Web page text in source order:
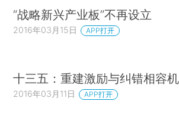
“战略新兴产业板”不再设立
2016年03月15日 APP打开
十三五：重建激励与纠错相容
2016年03月11日 APP打开